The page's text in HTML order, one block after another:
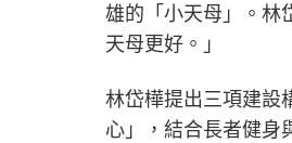
雄的「小天母」。林
天母更好。」
林岱樺提出三項建設
心」，結合長者健身